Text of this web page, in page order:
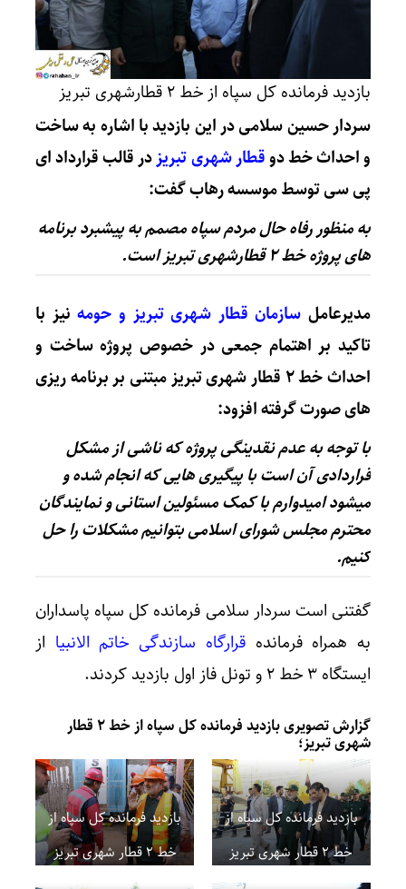
بازدید فرمانده کل سپاه از خط ۲ قطارشهری تبریز
سردار حسین سلامیدر این بازدید با اشاره به ساخت
و احداث خط دوقطار شهری تبریزدر قالب قرارداد ای
پی سی توسط موسسه رهاب گفت:
به منظور رفاه حال مردم سپاه مصمم به پیشبرد برنامه
های پروژه خط ۲ قطارشهری تبریز است.
مدیرعامل سازمان قطار شهری تبریز و حومهنیز با
تاکید بر اهتمام جمعی در خصوص پروژه ساخت و
احداث خط ۲ قطار شهری تبریز مبتنی بر برنامه ریزی
های صورت گرفته افزود:
با توجه به عدم نقدینگی پروژه که ناشی از مشکل
قراردادی آن است با پیگیری هایی که انجام شده و
میشود امیدوارم با کمک مسئولین استانی و نمایندگان
محترم مجلس شورای اسلامی بتوانیم مشکلات را حل
کنیم.
گفتنی است سردار سلامی فرمانده کل سپاه پاسداران
به همراه فرماندهقرارگاه سازندگی خاتم الانبیا از
ایستگاه ۳ خط ۲ و تونل فاز اول بازدید کردند.
گزارش تصویری بازدید فرمانده کل سپاه از خط ۲ قطار
شهری تبریز؛
بازدید فرمانده کل سپاه از
خط ۲ قطار شهری تبریز
بازدید فرمانده کل سپاه از
خط ۲ قطار شهری تبریز